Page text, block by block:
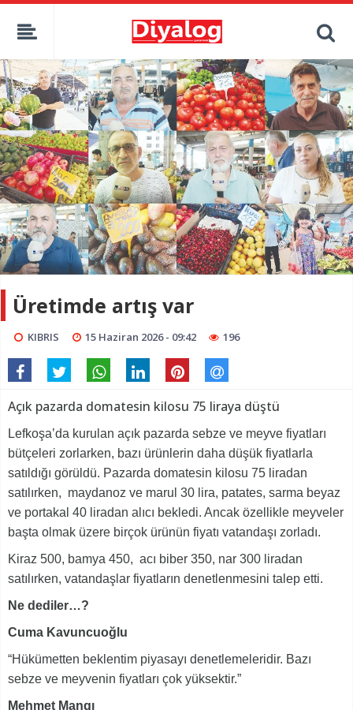
Üretimde artış var
KIBRIS 15 Haziran 2026 - 09:42 196
Açık pazarda domatesin kilosu 75 liraya düştü
Lefkoşa’da kurulan açık pazarda sebze ve meyve fiyatları
bütçeleri zorlarken, bazı ürünlerin daha düşük fiyatlarla
satıldığı görüldü. Pazarda domatesin kilosu 75 liradan
satılırken, maydanoz ve marul 30 lira, patates, sarma beyaz
ve portakal 40 liradan alıcı bekledi. Ancak özellikle meyveler
başta olmak üzere birçok ürünün fiyatı vatandaşı zorladı.
Kiraz 500, bamya 450, acı biber 350, nar 300 liradan
satılırken, vatandaşlar fiyatların denetlenmesini talep etti.
Ne dediler…?
Cuma Kavuncuoğlu
“Hükümetten beklentim piyasayı denetlemeleridir. Bazı
sebze ve meyvenin fiyatları çok yüksektir.”
Mehmet Mangı